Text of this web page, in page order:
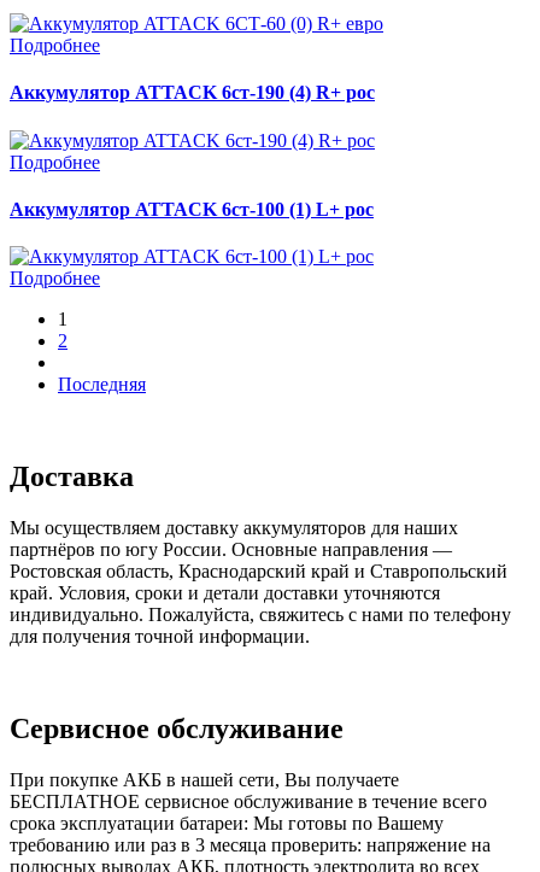
Подробнее
Аккумулятор ATTACK 6ст-190 (4) R+ рос
Подробнее
Аккумулятор ATTACK 6ст-100 (1) L+ рос
Подробнее
1
2
Последняя
Доставка
Мы осуществляем доставку аккумуляторов для наших
партнёров по югу России. Основные направления —
Ростовская область, Краснодарский край и Ставропольский
край. Условия, сроки и детали доставки уточняются
индивидуально. Пожалуйста, свяжитесь с нами по телефону
для получения точной информации.
Сервисное обслуживание
При покупке АКБ в нашей сети, Вы получаете
БЕСПЛАТНОЕ сервисное обслуживание в течение всего
срока эксплуатации батареи: Мы готовы по Вашему
требованию или раз в 3 месяца проверить: напряжение на
полюсных выводах АКБ, плотность электролита во всех